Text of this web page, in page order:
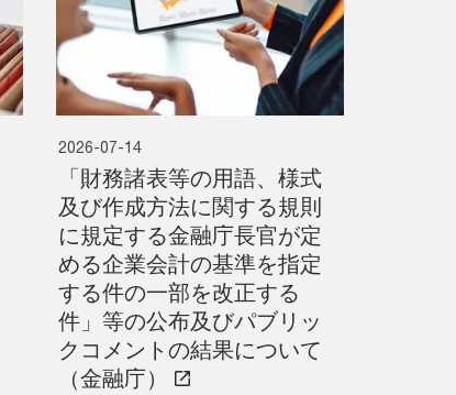
2026-07-14
「財務諸表等の用語、様式
及び作成方法に関する規則
に規定する金融庁長官が定
める企業会計の基準を指定
する件の一部を改正する
件」等の公布及びパブリッ
クコメントの結果について
（金融庁）